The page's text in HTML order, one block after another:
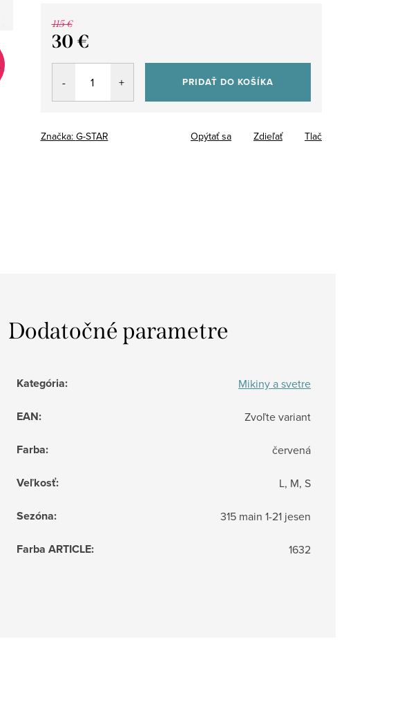
115 €
30 €
Jednotková
PRIDAŤ DO KOŠÍKA
Značka: G-STAR Tlač
Opýtať sa Zdieľať
Dodatočné parametre
Kategória: Mikiny a svetre
EAN: Zvoľte variant
Farba: červená
Veľkosť: L, M, S
Sezóna: 315 main 1-21 jesen
Farba ARTICLE: 1632